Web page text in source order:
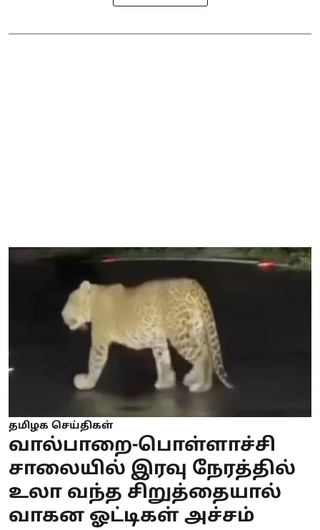
தமிழக செய்திகள்
வால்பாறை-பொள்ளாச்சி
சாலையில் இரவு நேரத்தில்
உலா வந்த சிறுத்தையால்
வாகன ஓட்டிகள் அச்சம்